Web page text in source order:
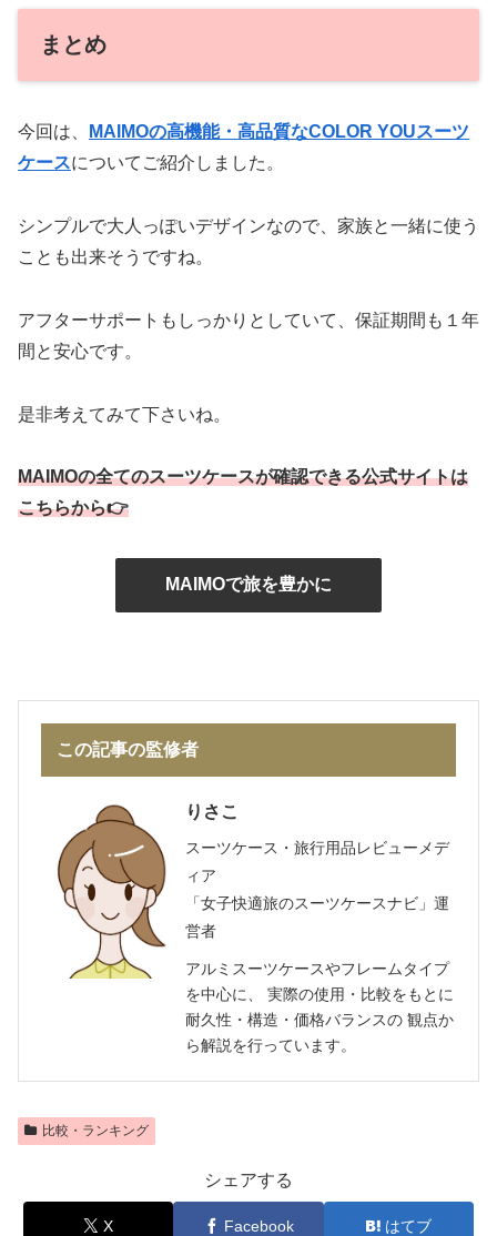
まとめ
今回は、
MAIMOの高機能・高品質なCOLOR YOUスーツ
ケースについてご紹介しました。
シンプルで大人っぽいデザインなので、家族と一緒に使う
ことも出来そうですね。
アフターサポートもしっかりとしていて、保証期間も１年
間と安心です。
是非考えてみて下さいね。
MAIMOの全てのスーツケースが確認できる公式サイトは
こちらから👉
MAIMOで旅を豊かに
この記事の監修者
りさこ
スーツケース・旅行用品レビューメデ
ィア
「女子快適旅のスーツケースナビ」運
営者
アルミスーツケースやフレームタイプ
を中心に、 実際の使用・比較をもとに
耐久性・構造・価格バランスの 観点か
ら解説を行っています。
比較・ランキング
シェアする
X Facebook はてブ